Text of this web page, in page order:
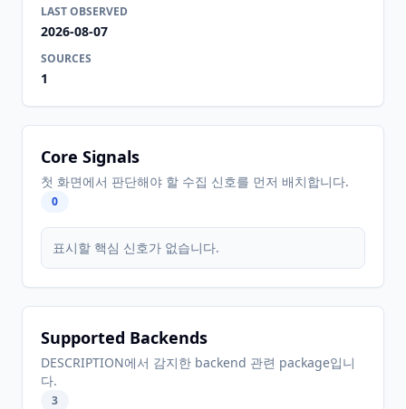
LAST OBSERVED
2026-08-07
SOURCES
1
Core Signals
첫 화면에서 판단해야 할 수집 신호를 먼저 배치합니다.
0
표시할 핵심 신호가 없습니다.
Supported Backends
DESCRIPTION에서 감지한 backend 관련 package입니
다.
3